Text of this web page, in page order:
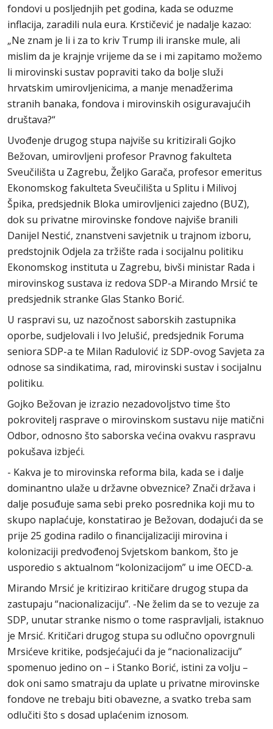
fondovi u posljednjih pet godina, kada se oduzme
inflacija, zaradili nula eura. Krstičević je nadalje kazao:
„Ne znam je li i za to kriv Trump ili iranske mule, ali
mislim da je krajnje vrijeme da se i mi zapitamo možemo
li mirovinski sustav popraviti tako da bolje služi
hrvatskim umirovljenicima, a manje menadžerima
stranih banaka, fondova i mirovinskih osiguravajućih
društava?“
Uvođenje drugog stupa najviše su kritizirali Gojko
Bežovan, umirovljeni profesor Pravnog fakulteta
Sveučilišta u Zagrebu, Željko Garača, profesor emeritus
Ekonomskog fakulteta Sveučilišta u Splitu i Milivoj
Špika, predsjednik Bloka umirovljenici zajedno (BUZ),
dok su privatne mirovinske fondove najviše branili
Danijel Nestić, znanstveni savjetnik u trajnom izboru,
predstojnik Odjela za tržište rada i socijalnu politiku
Ekonomskog instituta u Zagrebu, bivši ministar Rada i
mirovinskog sustava iz redova SDP-a Mirando Mrsić te
predsjednik stranke Glas Stanko Borić.
U raspravi su, uz nazočnost saborskih zastupnika
oporbe, sudjelovali i Ivo Jelušić, predsjednik Foruma
seniora SDP-a te Milan Radulović iz SDP-ovog Savjeta za
odnose sa sindikatima, rad, mirovinski sustav i socijalnu
politiku.
Gojko Bežovan je izrazio nezadovoljstvo time što
pokrovitelj rasprave o mirovinskom sustavu nije matični
Odbor, odnosno što saborska većina ovakvu raspravu
pokušava izbjeći.
- Kakva je to mirovinska reforma bila, kada se i dalje
dominantno ulaže u državne obveznice? Znači država i
dalje posuđuje sama sebi preko posrednika koji mu to
skupo naplaćuje, konstatirao je Bežovan, dodajući da se
prije 25 godina radilo o financijalizaciji mirovina i
kolonizaciji predvođenoj Svjetskom bankom, što je
usporedio s aktualnom “kolonizacijom” u ime OECD-a.
Mirando Mrsić je kritizirao kritičare drugog stupa da
zastupaju “nacionalizaciju”. -Ne želim da se to vezuje za
SDP, unutar stranke nismo o tome raspravljali, istaknuo
je Mrsić. Kritičari drugog stupa su odlučno opovrgnuli
Mrsićeve kritike, podsjećajući da je “nacionalizaciju”
spomenuo jedino on – i Stanko Borić, istini za volju –
dok oni samo smatraju da uplate u privatne mirovinske
fondove ne trebaju biti obavezne, a svatko treba sam
odlučiti što s dosad uplaćenim iznosom.